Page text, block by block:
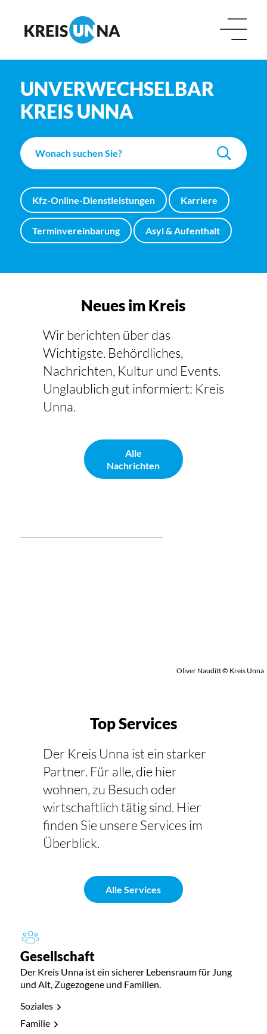
UNVERWECHSELBAR
KREIS UNNA
Kfz-Online-Dienstleistungen Karriere
Terminvereinbarung Asyl & Aufenthalt
Neues im Kreis
Wir berichten über das
Wichtigste. Behördliches,
Nachrichten, Kultur und Events.
Unglaublich gut informiert: Kreis
Unna.
Alle
Nachrichten
Oliver Nauditt © Kreis Unna
Top Services
Der Kreis Unna ist ein starker
Partner. Für alle, die hier
wohnen, zu Besuch oder
wirtschaftlich tätig sind. Hier
finden Sie unsere Services im
Überblick.
Alle Services
Gesellschaft
Der Kreis Unna ist ein sicherer Lebensraum für Jung
und Alt, Zugezogene und Familien.
Soziales
Familie